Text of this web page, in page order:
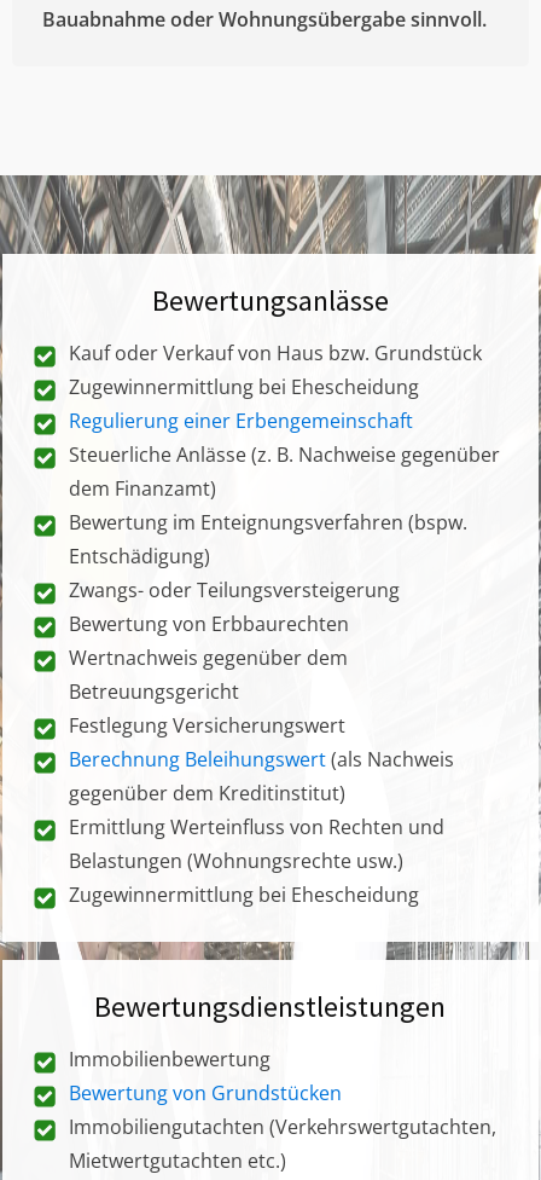
Bauabnahme oder Wohnungsübergabe sinnvoll.
Bewertungsanlässe
Kauf oder Verkauf von Haus bzw. Grundstück
Zugewinnermittlung bei Ehescheidung
Regulierung einer Erbengemeinschaft
Steuerliche Anlässe (z. B. Nachweise gegenüber
dem Finanzamt)
Bewertung im Enteignungsverfahren (bspw.
Entschädigung)
Zwangs- oder Teilungsversteigerung
Bewertung von Erbbaurechten
Wertnachweis gegenüber dem
Betreuungsgericht
Festlegung Versicherungswert
Berechnung Beleihungswert(als Nachweis
gegenüber dem Kreditinstitut)
Ermittlung Werteinfluss von Rechten und
Belastungen (Wohnungsrechte usw.)
Zugewinnermittlung bei Ehescheidung
Bewertungsdienstleistungen
Immobilienbewertung
Bewertung von Grundstücken
Immobiliengutachten (Verkehrswertgutachten,
Mietwertgutachten etc.)